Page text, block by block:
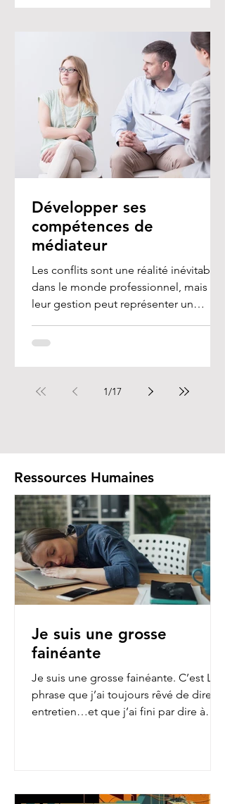
Développer ses
compétences de
médiateur
Les conflits sont une réalité inévitable
dans le monde professionnel, mais
leur gestion peut représenter un
1/17
Ressources Humaines
Je suis une grosse
fainéante
Je suis une grosse fainéante. C’est LA
phrase que j’ai toujours rêvé de dire en
entretien…et que j’ai fini par dire à